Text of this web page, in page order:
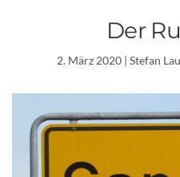
Der
2. März 2020| Stefan